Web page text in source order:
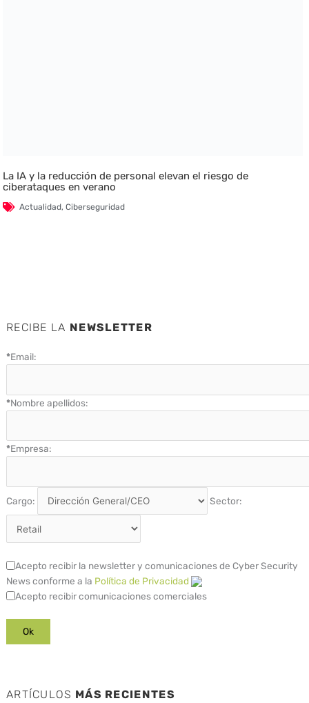
La IA y la reducción de personal elevan el riesgo de
ciberataques en verano
Actualidad,Ciberseguridad
RECIBE LA NEWSLETTER
*Email:
*Nombre apellidos:
*Empresa:
Cargo: Sector:
Acepto recibir la newsletter y comunicaciones de Cyber Security
News conforme a la Política de Privacidad
Acepto recibir comunicaciones comerciales
ARTÍCULOS MÁS RECIENTES